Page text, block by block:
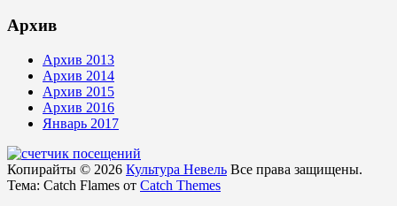
Архив
Архив 2013
Архив 2014
Архив 2015
Архив 2016
Январь 2017
Копирайты © 2026 Культура Невель Все права защищены.
Тема: Catch Flames от Catch Themes